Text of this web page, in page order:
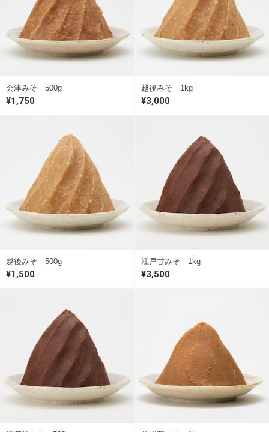
会津みそ 500g
¥1,750
越後みそ 1kg
¥3,000
越後みそ 500g
¥1,500
江戸甘みそ 1kg
¥3,500